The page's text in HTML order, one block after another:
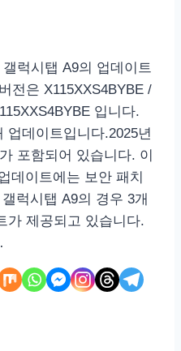
럭시탭 A9의 업데이트
전은 X115XXS4BYBE /
입니다.
업데이트입니다.2025년
포함되어 있습니다. 이
데이트에는 보안 패치
럭시탭 A9의 경우 3개
가 제공되고 있습니다.